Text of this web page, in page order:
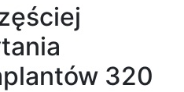
320